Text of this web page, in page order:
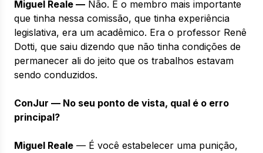
Miguel Reale — Não. E o membro mais importante
que tinha nessa comissão, que tinha experiência
legislativa, era um acadêmico. Era o professor Renê
Dotti, que saiu dizendo que não tinha condições de
permanecer ali do jeito que os trabalhos estavam
sendo conduzidos.
ConJur — No seu ponto de vista, qual é o erro
principal?
Miguel Reale — É você estabelecer uma punição,